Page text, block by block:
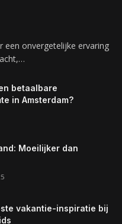
een onvergetelijke ervaring
betaalbare
in Amsterdam?
Moeilijker dan
vakantie-inspiratie bij